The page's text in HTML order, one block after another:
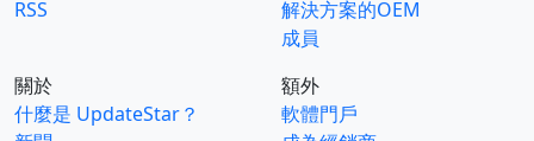
RSS
解決方案的OEM
成員
關於
什麼是 UpdateStar？
額外
軟體門戶